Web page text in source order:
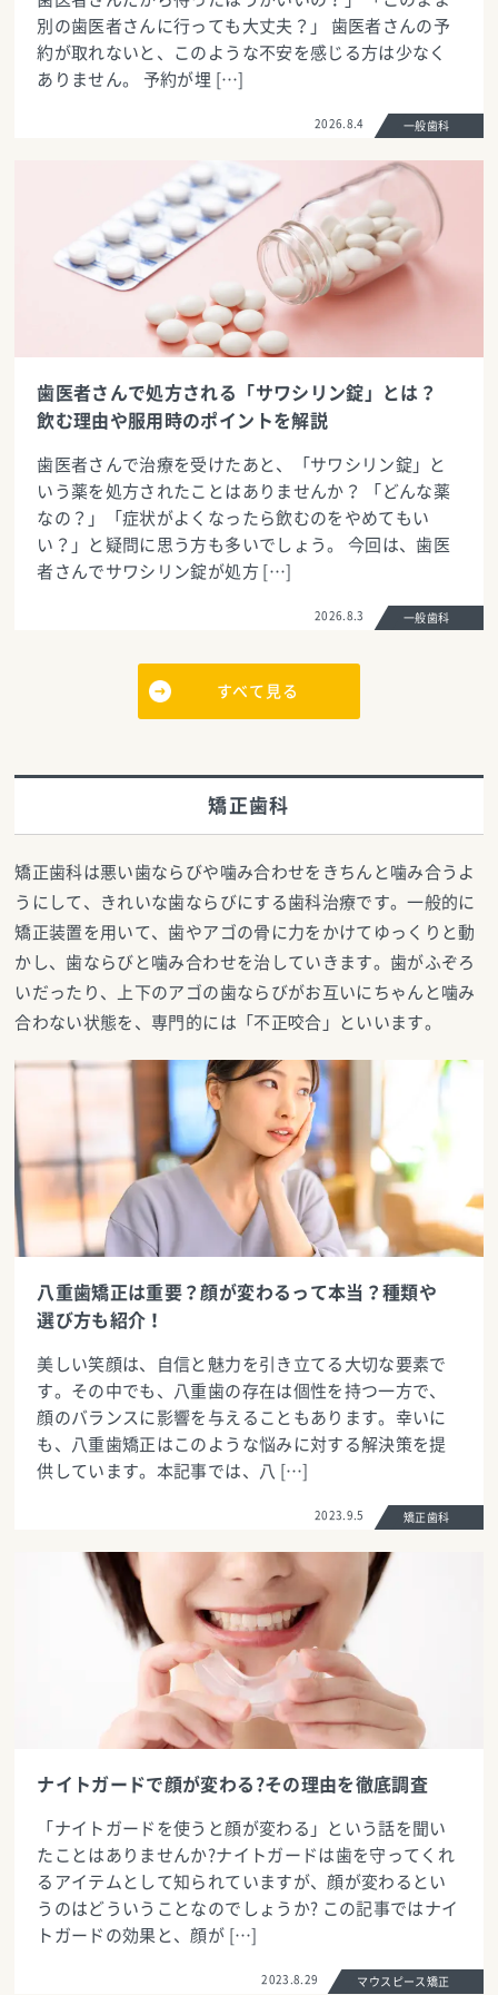
別の歯医者さんに行っても大丈夫？」 歯医者さんの予
約が取れないと、このような不安を感じる方は少なく
ありません。 予約が埋 […]
2026.8.4 一般歯科
歯医者さんで処方される「サワシリン錠」とは？
飲む理由や服用時のポイントを解説
歯医者さんで治療を受けたあと、「サワシリン錠」と
いう薬を処方されたことはありませんか？ 「どんな薬
なの？」「症状がよくなったら飲むのをやめてもい
い？」と疑問に思う方も多いでしょう。 今回は、歯医
者さんでサワシリン錠が処方 […]
2026.8.3 一般歯科
すべて見る
矯正歯科
矯正歯科は悪い歯ならびや噛み合わせをきちんと噛み合うよ
うにして、きれいな歯ならびにする歯科治療です。一般的に
矯正装置を用いて、歯やアゴの骨に力をかけてゆっくりと動
かし、歯ならびと噛み合わせを治していきます。歯がふぞろ
いだったり、上下のアゴの歯ならびがお互いにちゃんと噛み
合わない状態を、専門的には「不正咬合」といいます。
八重歯矯正は重要？顔が変わるって本当？種類や
選び方も紹介！
美しい笑顔は、自信と魅力を引き立てる大切な要素で
す。その中でも、八重歯の存在は個性を持つ一方で、
顔のバランスに影響を与えることもあります。幸いに
も、八重歯矯正はこのような悩みに対する解決策を提
供しています。本記事では、八 […]
2023.9.5 矯正歯科
ナイトガードで顔が変わる?その理由を徹底調査
「ナイトガードを使うと顔が変わる」という話を聞い
たことはありませんか?ナイトガードは歯を守ってくれ
るアイテムとして知られていますが、顔が変わるとい
うのはどういうことなのでしょうか? この記事ではナイ
トガードの効果と、顔が […]
2023.8.29 マウスピース矯正